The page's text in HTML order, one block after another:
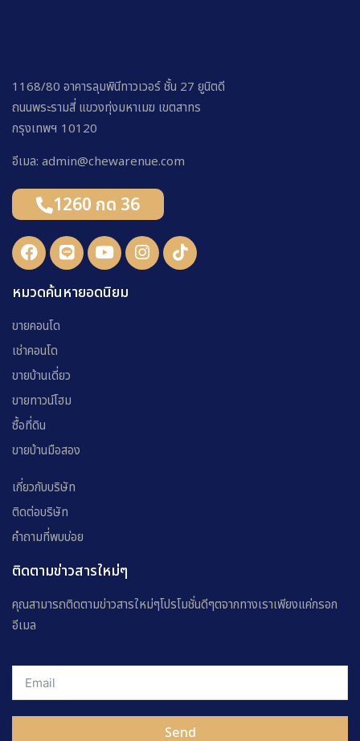
1168/80 อาคารลุมพินีทาวเวอร์ ชั้น 27 ยูนิตดี
ถนนพระรามสี่ แขวงทุ่งมหาเมฆ เขตสาทร
กรุงเทพฯ 10120
อีเมล: admin@chewarenue.com
1260 กด 36
หมวดค้นหายอดนิยม
ขายคอนโด
เช่าคอนโด
ขายบ้านเดี่ยว
ขายทาวน์โฮม
ซื้อที่ดิน
ขายบ้านมือสอง
เกี่ยวกับบริษัท
ติดต่อบริษัท
คำถามที่พบบ่อย
ติดตามข่าวสารใหม่ๆ
คุณสามารถติดตามข่าวสารใหม่ๆโปรโมชั่นดีๆตจากทางเราเพียงแค่กรอก
อีเมล
Send